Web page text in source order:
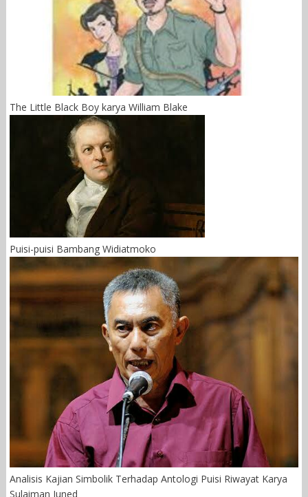
The Little Black Boy karya William Blake
Puisi-puisi Bambang Widiatmoko
Analisis Kajian Simbolik Terhadap Antologi Puisi Riwayat Karya
Sulaiman Juned